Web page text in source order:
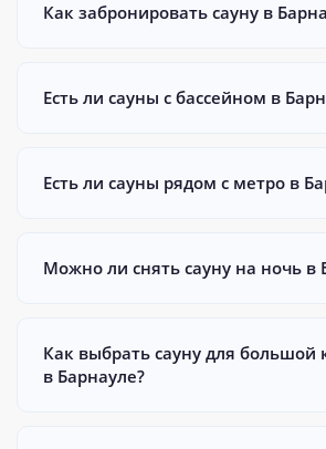
Как забронировать сауну в
Есть ли сауны с бассейном в
Есть ли сауны рядом с метро в
Можно ли снять сауну на ночь в
Как выбрать сауну для большой
в Барнауле?